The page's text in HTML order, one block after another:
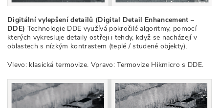
Digitální vylepšení detailů (Digital Detail Enhancement –
DDE) Technologie DDE využívá pokročilé algoritmy, pomocí
kterých vykresluje detaily ostřeji i tehdy, když se nacházejí v
oblastech s nízkým kontrastem (teplé / studené objekty).
Vlevo: klasická termovize. Vpravo: Termovize Hikmicro s DDE.